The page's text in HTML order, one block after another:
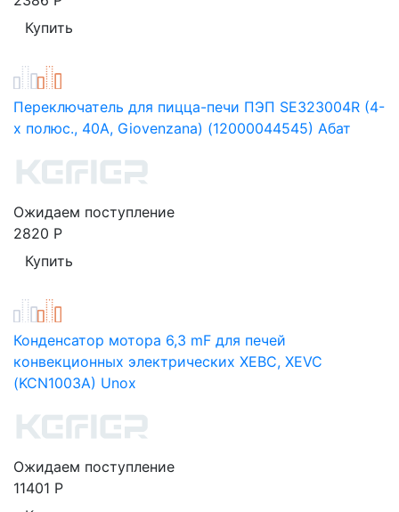
Переключатель для пицца-печи ПЭП SE323004R (4-
х полюс., 40A, Giovenzana) (12000044545) Абат
Ожидаем поступление
2820 Р
Конденсатор мотора 6,3 mF для печей
конвекционных электрических XEBC, XEVC
(KCN1003A) Unox
Ожидаем поступление
11401 Р